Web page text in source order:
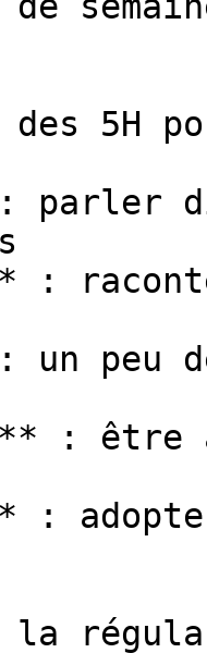
5H
parler
:
un peu
: être
:
la